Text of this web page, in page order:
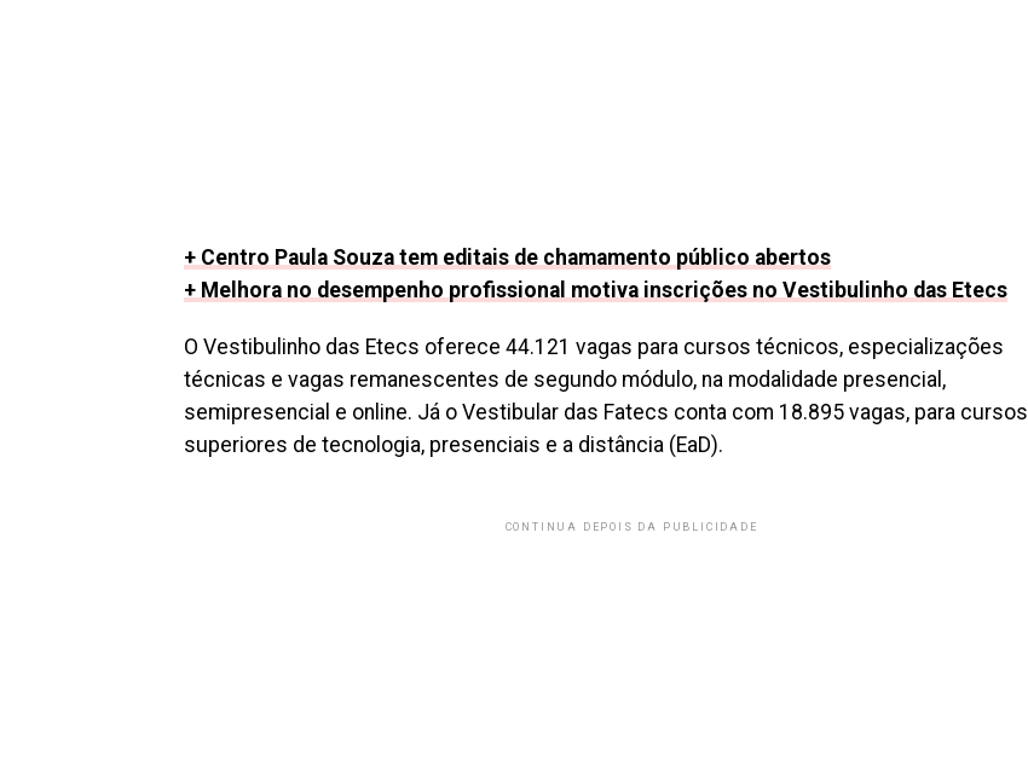
+ Centro Paula Souza tem editais de chamamento público abertos
+ Melhora no desempenho profissional motiva inscrições no Vestibulinho das Etecs
O Vestibulinho das Etecs oferece 44.121 vagas para cursos técnicos, especializações
técnicas e vagas remanescentes de segundo módulo, na modalidade presencial,
semipresencial e online. Já o Vestibular das Fatecs conta com 18.895 vagas, para cursos
superiores de tecnologia, presenciais e a distância (EaD).
CONTINUA DEPOIS DA PUBLICIDADE